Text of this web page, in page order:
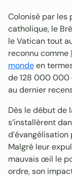
Colonisé par les
catholique, le
le Vatican tout
reconnu comme
mondeen
de 128 000 000
au dernier
Dès le début de
s’installèrent
Malgré leur
mauvais œil le
ordre, son